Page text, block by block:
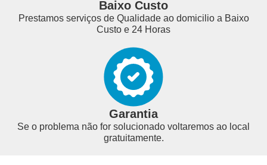
Baixo Custo
Prestamos serviços de Qualidade ao domicilio a Baixo
Custo e 24 Horas
Garantia
Se o problema não for solucionado voltaremos ao local
gratuitamente.